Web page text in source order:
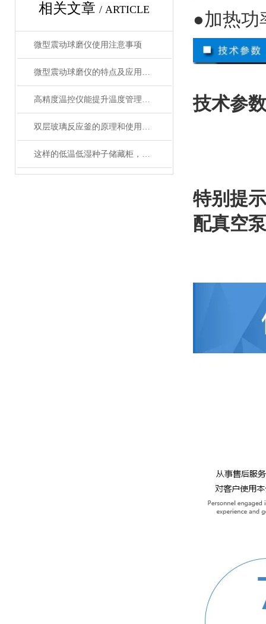
相关文章 / ARTICLE
微型震动球磨仪使用注意事项
微型震动球磨仪的特点及应用领域说明
高精度温控仪能提升温度管理的精准性和效率
双层玻璃反应釜的原理和使用说明
这样的低温低湿种子储藏柜，您值得拥有
●加热功
技术参数
特别提
配真空